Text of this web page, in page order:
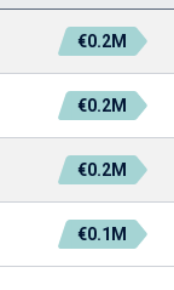
€0.2M
€0.2M
€0.2M
€0.1M